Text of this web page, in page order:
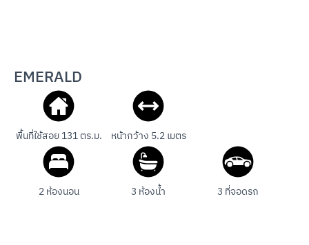
EMERALD
พื้นที่ใช้สอย 131 ตร.ม. หน้ากว้าง 5.2 เมตร
2 ห้องนอน 3 ห้องน้ำ 3 ที่จอดรถ